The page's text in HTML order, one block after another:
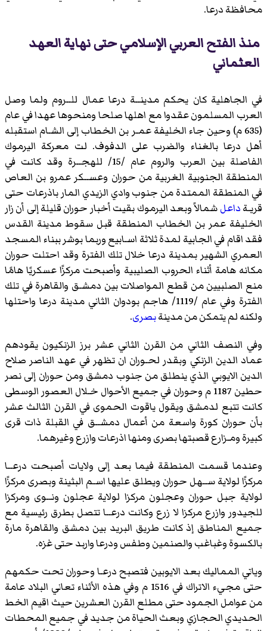
محافظة درعا.
منذ الفتح العربي الإسلامي حتى نهاية العهد
العثماني
في الجاهلية كان يحكم مدينــة درعا عمال للــروم ولما وصل
العرب المسلمون عقدوا مع اهلها صلحا ومنحوها عهدا في عام
(635 م) وحين جاء الخليفة
عمـر بن الخطابإلى الشـام استقبله
أهل درعا بالغناء والضرب على الدفوف. لت معركة اليرموك
الفاصلة بين العرب والروم عام /15/ للهجــرة وقد كانت في
المنطقة الجنوبية الغربية من حوران وعســكر عمرو بن العاص
في المنطقة الممتدة من جنوب وادي الزيدي المار باذرعات حتى
قريـةداعلشمالاً وبعد اليرموك بقيت أخبار حوران قليلة إلى أن زار
الخليفة عمر بن الخطاب المنطقة قبل سقوط مدينة القدس
فقد اقام في الجابية لمدة ثلاثة اسـابيع وربما بوشر ببناء المسجد
العمري الشهير بمدينة درعا خلال تلك الفترة وقد احتلت حوران
مكانه هامة أثناء الحروب الصليبية وأصبحت مركزًا عسكريًا هامًا
منع الصلبيين من قطع المواصلات بين دمشـق والقاهرة في تلك
الفترة وفي عام /1119/ هاجم بودوان الثاني مدينة درعا واحتلها
ولكنه لم يتمكن من مدينةبصرى.
وفي النصف الثاني من القرن الثاني عشر برز الزنكيون يقودهم
عماد الدين الزنكي وبقدر لحـوران ان تظهر في عهد الناصر صلاح
الدين الايوبي الذي ينطلق من جنوب دمشق ومن حوران إلى نصر
حطين 1187 م وحوران في جميع الأحوال خـلال العصور الوسطى
كانت تتبع لدمشق ويقول ياقوت الحموى في القرن الثالث عشر
بأن حوران كورة واسعة من أعمال دمشــق في القبلة ذات قرى
كبيرة ومـزارع قصبتها بصرى ومنها اذرعات وازرع وغيرهما.
وعندما قسمت المنطقة فيما بعد إلى ولايات أصبحت درعــا
مركزًا لولاية ســهل حوران ويطلق عليها اسـم البثينة وبصرى مركزًا
لولاية جبل حوران وعجلون مركزا لولاية عجلون ونــوى ومركزا
للجيدور وازرع مركزا لا زرع وكانت درعــا تتصل بطرق رئيسية مع
جميع المناطق إذ كانت طريق البريد بين دمشق والقاهرة مارة
بالكسوة وغباغب والصنمين وطفس ودرعا واربد حتى غزه.
وياتي المماليك بعد الايوبين فتصبح درعـا وحوران تحت حكمهم
حتى مجيء الاتراك في 1516 م وفي هذه الأثناء تعاني البلاد عامة
من عوامل الجمود حتى مطلع القرن العشرين حيث اقيم الخط
الحديدي الحجازي وبعث الحياة من جديد في جميع المحطات